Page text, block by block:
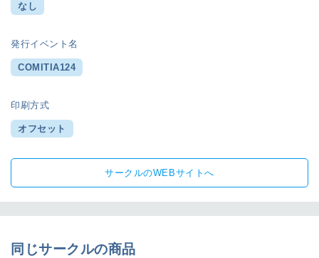
なし
発行イベント名
COMITIA124
印刷方式
オフセット
サークルのWEBサイトへ
同じサークルの商品